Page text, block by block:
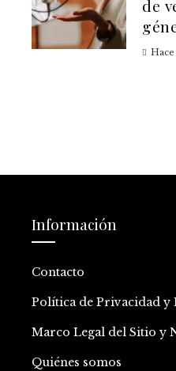
de
Hace
Información
Contacto
Política de Privacidad y
Marco Legal del Sitio y
Quiénes somos